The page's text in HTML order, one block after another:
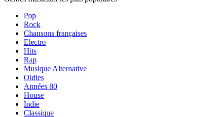
Pop
Rock
Chansons françaises
Electro
Hits
Rap
Musique Alternative
Oldies
Années 80
House
Indie
Classique